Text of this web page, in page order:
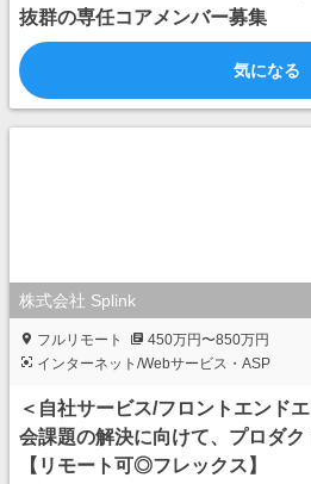
抜群の専任コアメンバー募集
気になる
株式会社 Splink
フルリモート
450万円〜850万円
インターネット/Webサービス・ASP
＜自社サービス/フロントエンド
会課題の解決に向けて、プロダク
【リモート可◎フレックス】